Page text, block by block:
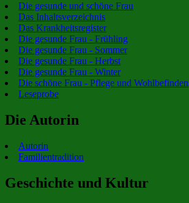
Die gesunde und schöne Frau
Das Inhaltsverzeichnis
Das Krankheitsregister
Die gesunde Frau - Frühling
Die gesunde Frau - Sommer
Die gesunde Frau - Herbst
Die gesunde Frau - Winter
Die schöne Frau - Pflege und Wohlbefinden
Leseprobe
Die Autorin
Autorin
Familientradition
Geschichte und Kultur